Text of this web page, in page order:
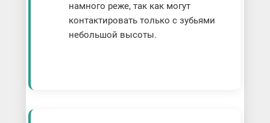
намного реже, так как могут
контактировать только с зубьями
небольшой высоты.